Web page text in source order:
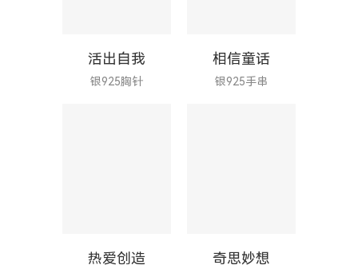
活出自我
银925胸针
相信童话
银925手串
热爱创造 奇思妙想